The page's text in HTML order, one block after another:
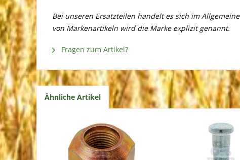
Bei unseren Ersatzteilen handelt es sich im
von Markenartikeln wird die Marke explizit genannt.
Fragen zum Artikel?
Ähnliche Artikel